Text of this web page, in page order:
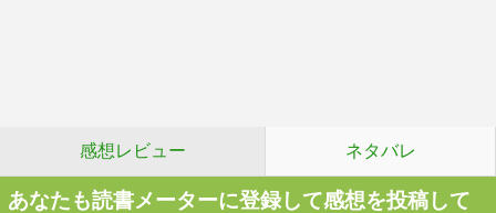
感想レビュー ネタバレ
あなたも読書メーターに登録して感想を投稿して